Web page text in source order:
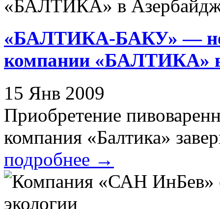
«БАЛТИКА-БАКУ» —
компании «БАЛТИКА»
15 Янв 2009
Приобретение
компания «Балтика»
подробнее →